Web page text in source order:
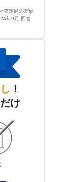
査定額の差額
年9月 回答
！
け